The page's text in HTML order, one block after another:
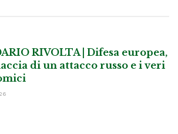
RIVOLTA | Difesa europea,
di un attacco russo e i veri